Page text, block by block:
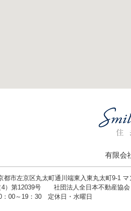
有限会
都市左京区丸太町通川端東入東丸太町9-1
4）第12039号 社団法人全日本不動産協会
：00～19：30 定休日・水曜日